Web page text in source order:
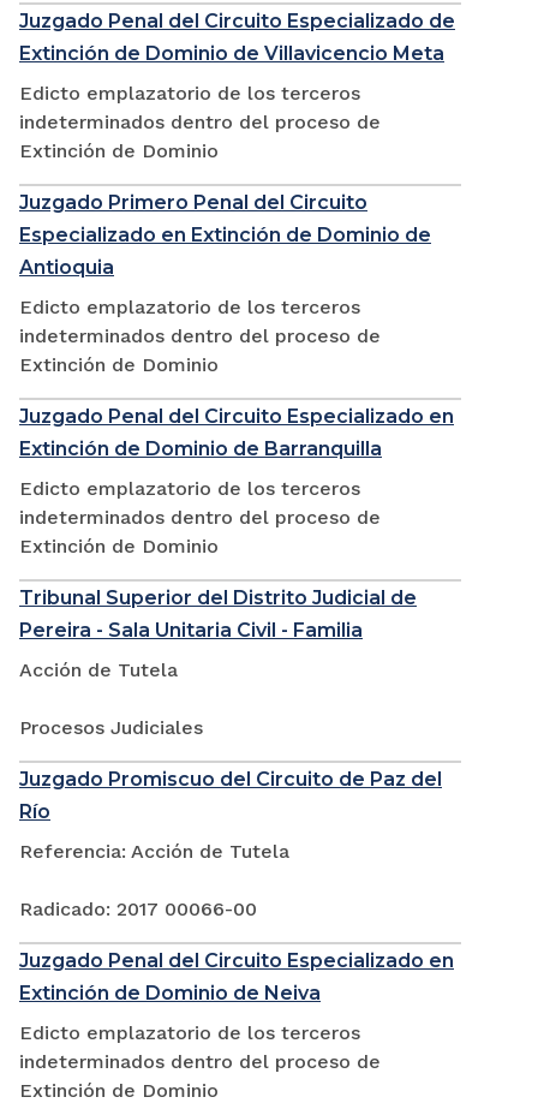
Juzgado Penal del Circuito Especializado de
Extinción de Dominio de Villavicencio Meta
Edicto emplazatorio de los terceros
indeterminados dentro del proceso de
Extinción de Dominio
Juzgado Primero Penal del Circuito
Especializado en Extinción de Dominio de
Antioquia
Edicto emplazatorio de los terceros
indeterminados dentro del proceso de
Extinción de Dominio
Juzgado Penal del Circuito Especializado en
Extinción de Dominio de Barranquilla
Edicto emplazatorio de los terceros
indeterminados dentro del proceso de
Extinción de Dominio
Tribunal Superior del Distrito Judicial de
Pereira - Sala Unitaria Civil - Familia
Acción de Tutela
Procesos Judiciales
Juzgado Promiscuo del Circuito de Paz del
Río
Referencia: Acción de Tutela
Radicado: 2017 00066-00
Juzgado Penal del Circuito Especializado en
Extinción de Dominio de Neiva
Edicto emplazatorio de los terceros
indeterminados dentro del proceso de
Extinción de Dominio